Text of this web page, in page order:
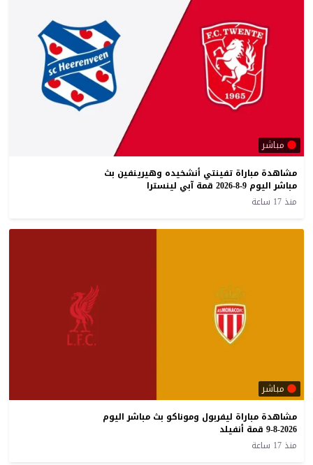
مباشر
مشاهدة مباراة تفينتي أنشخيده وهيرينفين بث
مباشر اليوم 9-8-2026 قمة آبي لينسترا
منذ 17 ساعة
مباشر
مشاهدة مباراة ليفربول وموناكو بث مباشر اليوم
9-8-2026 قمة أنفيلد
منذ 17 ساعة